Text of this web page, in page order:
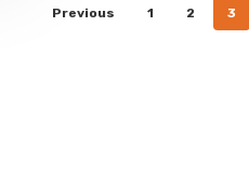
Previous 1 2 3